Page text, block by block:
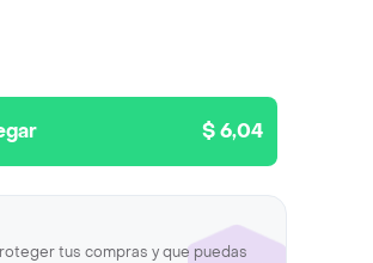
$ 6,04
tus compras y que puedas